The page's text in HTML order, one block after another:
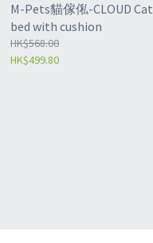
M-Pets貓傢俬-CLOUD Cat
bed with cushion
HK$568.00
HK$499.80